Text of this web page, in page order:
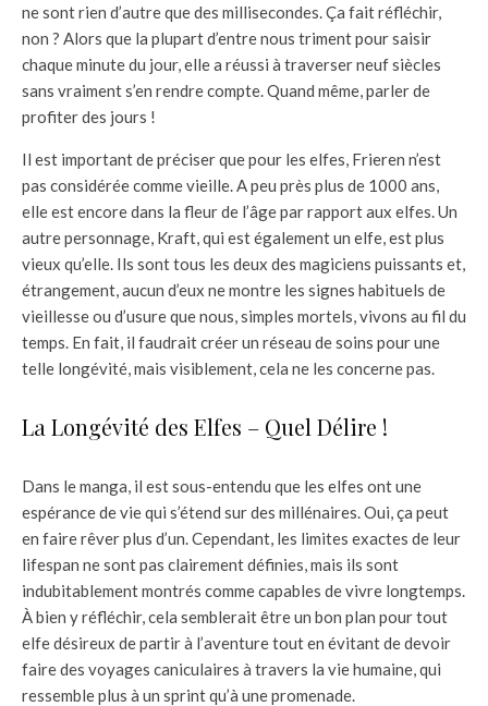
ne sont rien d’autre que des millisecondes. Ça fait réfléchir,
non ? Alors que la plupart d’entre nous triment pour saisir
chaque minute du jour, elle a réussi à traverser neuf siècles
sans vraiment s’en rendre compte. Quand même, parler de
profiter des jours !
Il est important de préciser que pour les elfes, Frieren n’est
pas considérée comme vieille. A peu près plus de 1000 ans,
elle est encore dans la fleur de l’âge par rapport aux elfes. Un
autre personnage, Kraft, qui est également un elfe, est plus
vieux qu’elle. Ils sont tous les deux des magiciens puissants et,
étrangement, aucun d’eux ne montre les signes habituels de
vieillesse ou d’usure que nous, simples mortels, vivons au fil du
temps. En fait, il faudrait créer un réseau de soins pour une
telle longévité, mais visiblement, cela ne les concerne pas.
La Longévité des Elfes – Quel Délire !
Dans le manga, il est sous-entendu que les elfes ont une
espérance de vie qui s’étend sur des millénaires. Oui, ça peut
en faire rêver plus d’un. Cependant, les limites exactes de leur
lifespan ne sont pas clairement définies, mais ils sont
indubitablement montrés comme capables de vivre longtemps.
À bien y réfléchir, cela semblerait être un bon plan pour tout
elfe désireux de partir à l’aventure tout en évitant de devoir
faire des voyages caniculaires à travers la vie humaine, qui
ressemble plus à un sprint qu’à une promenade.